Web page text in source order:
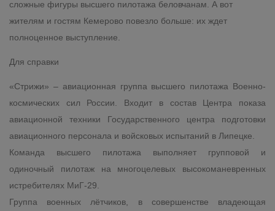
сложные фигуры высшего пилотажа беловчанам. А вот
жителям и гостям Кемерово повезло больше: их ждет
полноценное выступление.
Для справки
«Стрижи» – авиационная группа высшего пилотажа Военно-
космических сил России. Входит в состав Центра показа
авиационной техники Государственного центра подготовки
авиационного персонала и войсковых испытаний в Липецке.
Команда высшего пилотажа выполняет групповой и
одиночный пилотаж на многоцелевых высокоманевренных
истребителях МиГ-29.
Группа военных лётчиков, в совершенстве владеющая